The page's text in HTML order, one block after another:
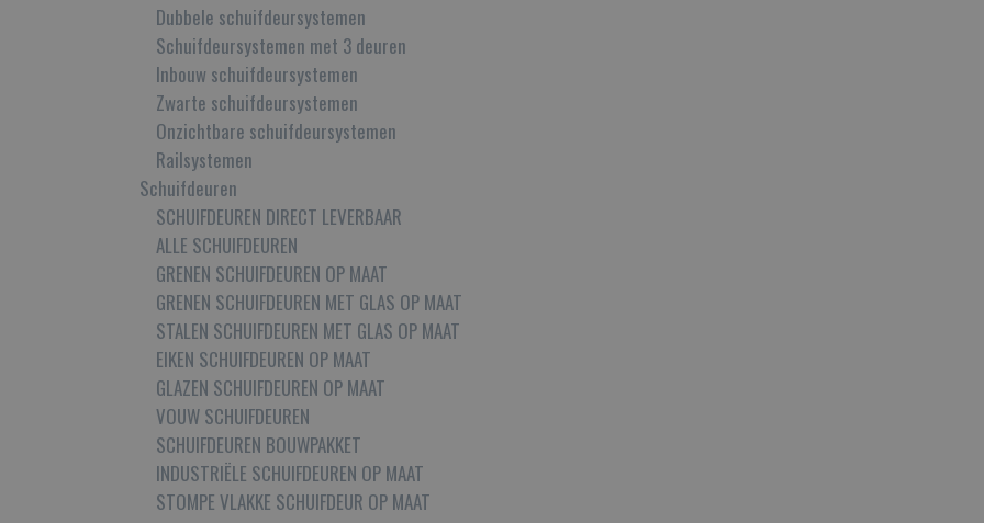
Dubbele schuifdeursystemen
Schuifdeursystemen met 3 deuren
Inbouw schuifdeursystemen
Zwarte schuifdeursystemen
Onzichtbare schuifdeursystemen
Railsystemen
Schuifdeuren
SCHUIFDEUREN DIRECT LEVERBAAR
ALLE SCHUIFDEUREN
GRENEN SCHUIFDEUREN OP MAAT
GRENEN SCHUIFDEUREN MET GLAS OP MAAT
STALEN SCHUIFDEUREN MET GLAS OP MAAT
EIKEN SCHUIFDEUREN OP MAAT
GLAZEN SCHUIFDEUREN OP MAAT
VOUW SCHUIFDEUREN
SCHUIFDEUREN BOUWPAKKET
INDUSTRIËLE SCHUIFDEUREN OP MAAT
STOMPE VLAKKE SCHUIFDEUR OP MAAT